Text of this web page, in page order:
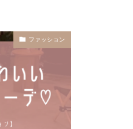
ファッション